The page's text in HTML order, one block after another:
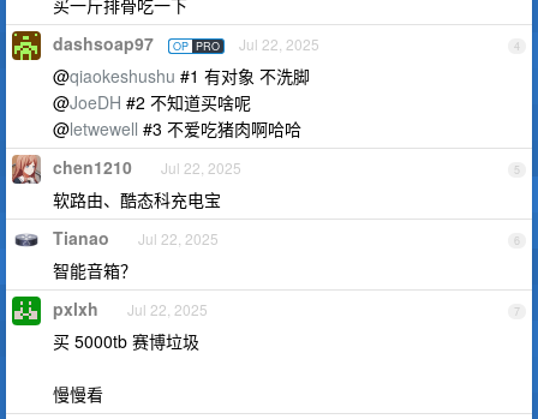
买一斤排骨吃一下
4
dashsoap97 OP PRO Jul 22, 2025
@qiaokeshushu #1 有对象 不洗脚
@JoeDH #2 不知道买啥呢
@letwewell #3 不爱吃猪肉啊哈哈
5
chen1210 Jul 22, 2025
软路由、酷态科充电宝
6
Tianao Jul 22, 2025
智能音箱？
7
pxlxh Jul 22, 2025
买 5000tb 赛博垃圾
慢慢看